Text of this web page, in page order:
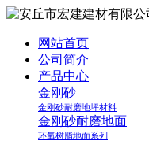
网站首页
公司简介
产品中心
金刚砂
金刚砂耐磨地坪材料
金刚砂耐磨地面
环氧树脂地面系列